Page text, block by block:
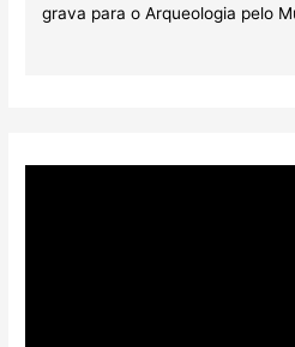
grava para o Arqueologia pelo